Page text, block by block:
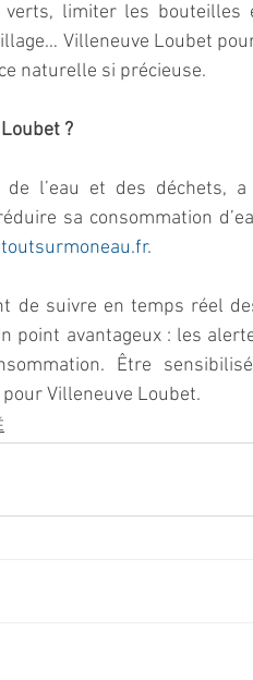
verts, limiter les
Villeneuve Loubet
naturelle si précieuse.
?
de l’eau et des déchets,
sa consommation
de suivre en temps réel
point avantageux : les
Être
Villeneuve Loubet.